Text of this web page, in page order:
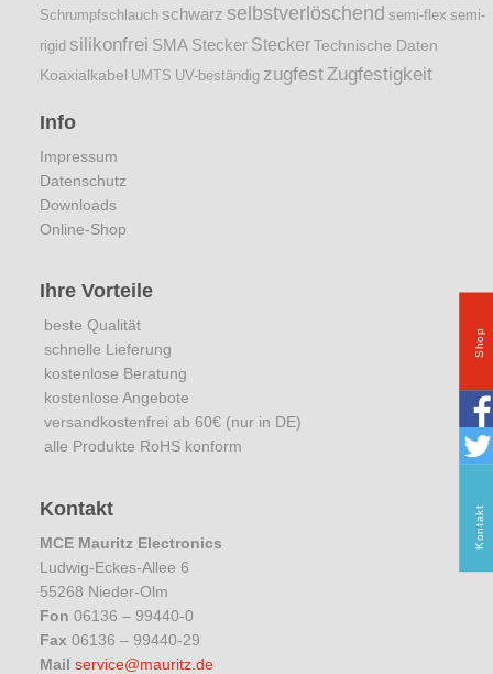
Schrumpfschlauch schwarz selbstverlöschend semi-flex semi-
rigid silikonfrei SMA Stecker Stecker Technische Daten
Koaxialkabel UMTS UV-beständig zugfest Zugfestigkeit
Info
Impressum
Datenschutz
Downloads
Online-Shop
Ihre Vorteile
beste Qualität
schnelle Lieferung
kostenlose Beratung
kostenlose Angebote
versandkostenfrei ab 60€ (nur in DE)
alle Produkte RoHS konform
Kontakt
MCE Mauritz Electronics
Ludwig-Eckes-Allee 6
55268 Nieder-Olm
Fon 06136 – 99440-0
Fax 06136 – 99440-29
Mail service@mauritz.de
Shop
Kontakt